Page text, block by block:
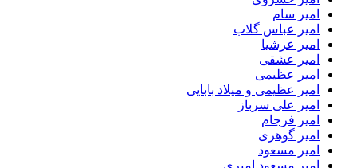
امیر سام
امیر عباس گلاب
امیر عرشیا
امیر عشقی
امیر عظیمی
امیر عظیمی و میلاد بابایی
امیر علی سرباز
امیر فرجام
امیر گوهری
امیر مسعود
امیر مسعود امیری